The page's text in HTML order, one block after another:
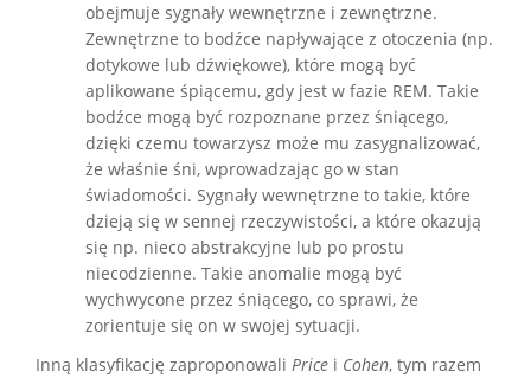
obejmuje sygnały wewnętrzne i zewnętrzne.
Zewnętrzne to bodźce napływające z otoczenia (np.
dotykowe lub dźwiękowe), które mogą być
aplikowane śpiącemu, gdy jest w fazie REM. Takie
bodźce mogą być rozpoznane przez śniącego,
dzięki czemu towarzysz może mu zasygnalizować,
że właśnie śni, wprowadzając go w stan
świadomości. Sygnały wewnętrzne to takie, które
dzieją się w sennej rzeczywistości, a które okazują
się np. nieco abstrakcyjne lub po prostu
niecodzienne. Takie anomalie mogą być
wychwycone przez śniącego, co sprawi, że
zorientuje się on w swojej sytuacji.
Inną klasyfikację zaproponowali Price i Cohen, tym razem